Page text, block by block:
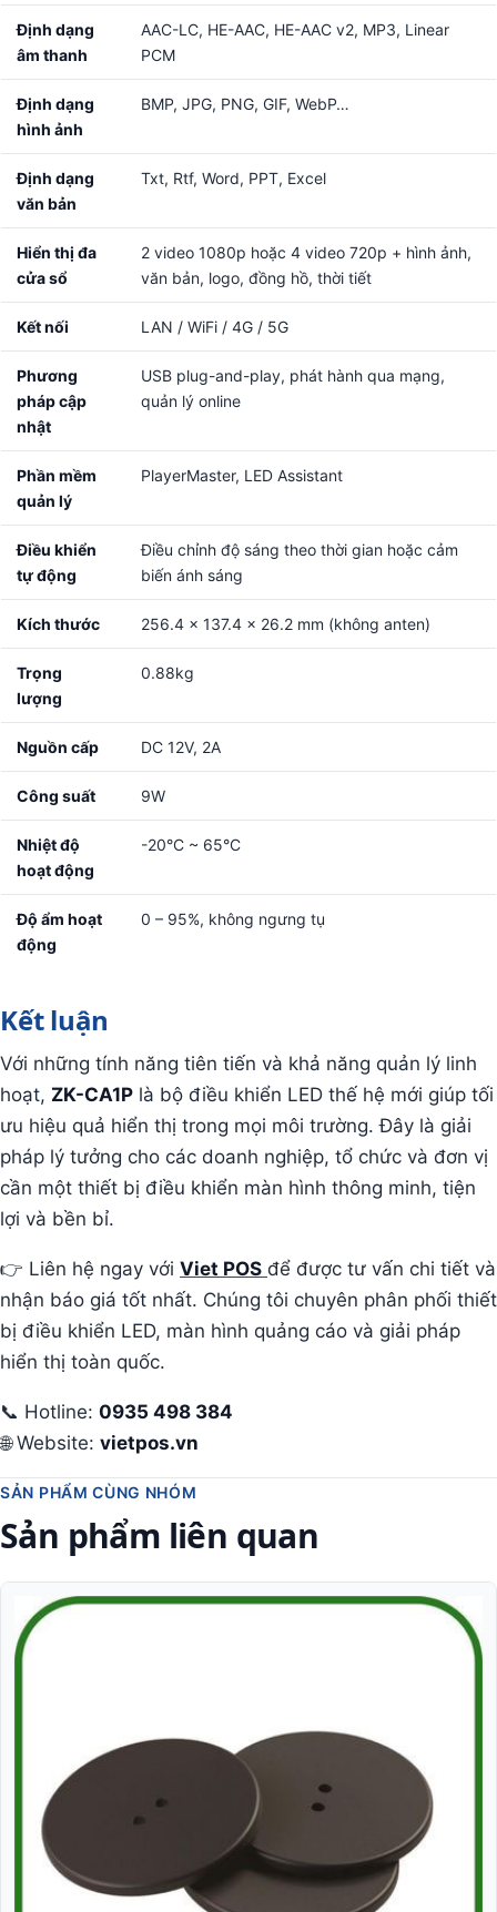
Định dạng
âm thanh
AAC-LC, HE-AAC, HE-AAC v2, MP3, Linear
PCM
Định dạng
hình ảnh
BMP, JPG, PNG, GIF, WebP…
Định dạng
văn bản
Txt, Rtf, Word, PPT, Excel
Hiển thị đa
cửa sổ
2 video 1080p hoặc 4 video 720p + hình ảnh,
văn bản, logo, đồng hồ, thời tiết
Kết nối LAN / WiFi / 4G / 5G
Phương
pháp cập
nhật
USB plug-and-play, phát hành qua mạng,
quản lý online
Phần mềm
quản lý
PlayerMaster, LED Assistant
Điều khiển
tự động
Điều chỉnh độ sáng theo thời gian hoặc cảm
biến ánh sáng
Kích thước 256.4 × 137.4 × 26.2 mm (không anten)
Trọng
lượng
0.88kg
Nguồn cấp DC 12V, 2A
Công suất 9W
Nhiệt độ
hoạt động
-20°C ~ 65°C
Độ ẩm hoạt
động
0 – 95%, không ngưng tụ
Kết luận
Với những tính năng tiên tiến và khả năng quản lý linh
hoạt, ZK-CA1P là bộ điều khiển LED thế hệ mới giúp tối
ưu hiệu quả hiển thị trong mọi môi trường. Đây là giải
pháp lý tưởng cho các doanh nghiệp, tổ chức và đơn vị
cần một thiết bị điều khiển màn hình thông minh, tiện
lợi và bền bỉ.
👉 Liên hệ ngay với Viet POS để được tư vấn chi tiết và
nhận báo giá tốt nhất. Chúng tôi chuyên phân phối thiết
bị điều khiển LED, màn hình quảng cáo và giải pháp
hiển thị toàn quốc.
📞 Hotline: 0935 498 384
🌐 Website: vietpos.vn
SẢN PHẨM CÙNG NHÓM
Sản phẩm liên quan